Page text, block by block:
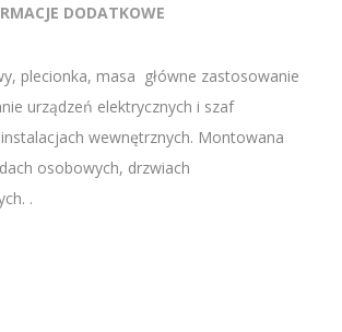
DODATKOWE
plecionka, masa główne zastosowanie
urządzeń elektrycznych i szaf
wewnętrznych. Montowana
osobowych, drzwiach
.